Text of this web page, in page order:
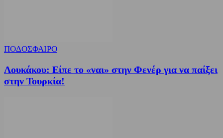
ΠΟΔΟΣΦΑΙΡΟ
Λουκάκου: Είπε το «ναι» στην Φενέρ για να παίξει
στην Τουρκία!